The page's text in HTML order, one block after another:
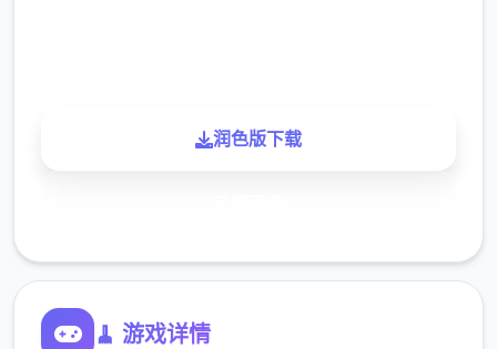
润色版下载
🧹 游戏详情